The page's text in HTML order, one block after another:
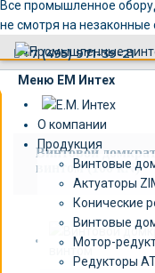
Все промышленное
не смотря на незаконные
+7 (495) 971-39-21
Меню ЕМ Интех
О компании
Продукция
Винтовые
Актуаторы
Конические
Винтовые
Мотор-
Редукторы
Винтовой
винтом (100 kN)